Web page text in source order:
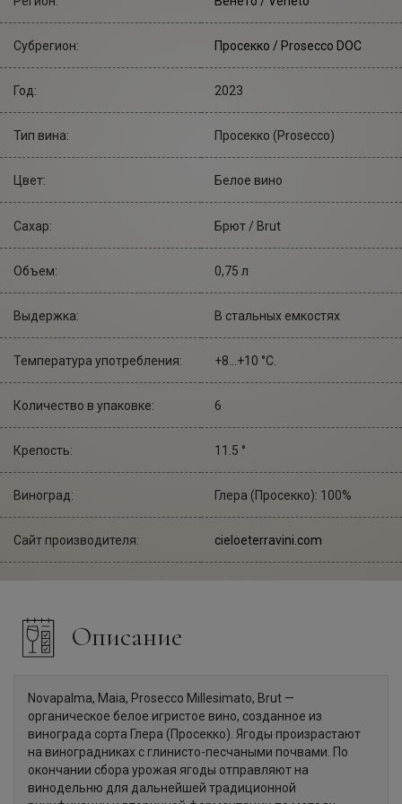
Субрегион: Просекко / Prosecco DOC
Год: 2023
Тип вина: Просекко (Prosecco)
Цвет: Белое вино
Сахар: Брют / Brut
Объем: 0,75 л
Выдержка: В стальных емкостях
Температура употребления: +8...+10 °С.
Количество в упаковке: 6
Крепость: 11.5 °
Виноград: Глера (Просекко): 100%
Сайт производителя: cieloeterravini.com
Описание
Novapalma, Maia, Prosecco Millesimato, Brut —
органическое белое игристое вино, созданное из
винограда сорта Глера (Просекко). Ягоды произрастают
на виноградниках с глинисто-песчаными почвами. По
окончании сбора урожая ягоды отправляют на
винодельню для дальнейшей традиционной